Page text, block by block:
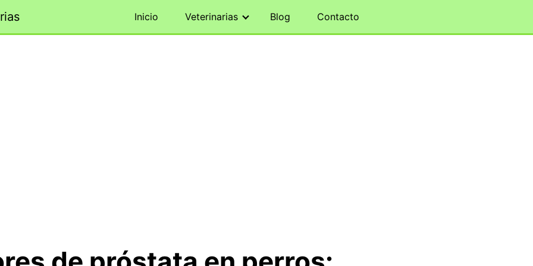
Inicio Veterinarias Blog Contacto